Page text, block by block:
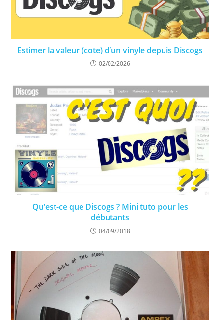
Estimer la valeur (cote) d’un vinyle depuis Discogs
02/02/2026
Qu’est-ce que Discogs ? Mini tuto pour les
débutants
04/09/2018